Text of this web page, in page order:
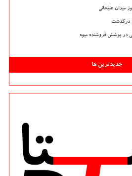
میدان علیخانی
درگذشت
جدیدترین ها